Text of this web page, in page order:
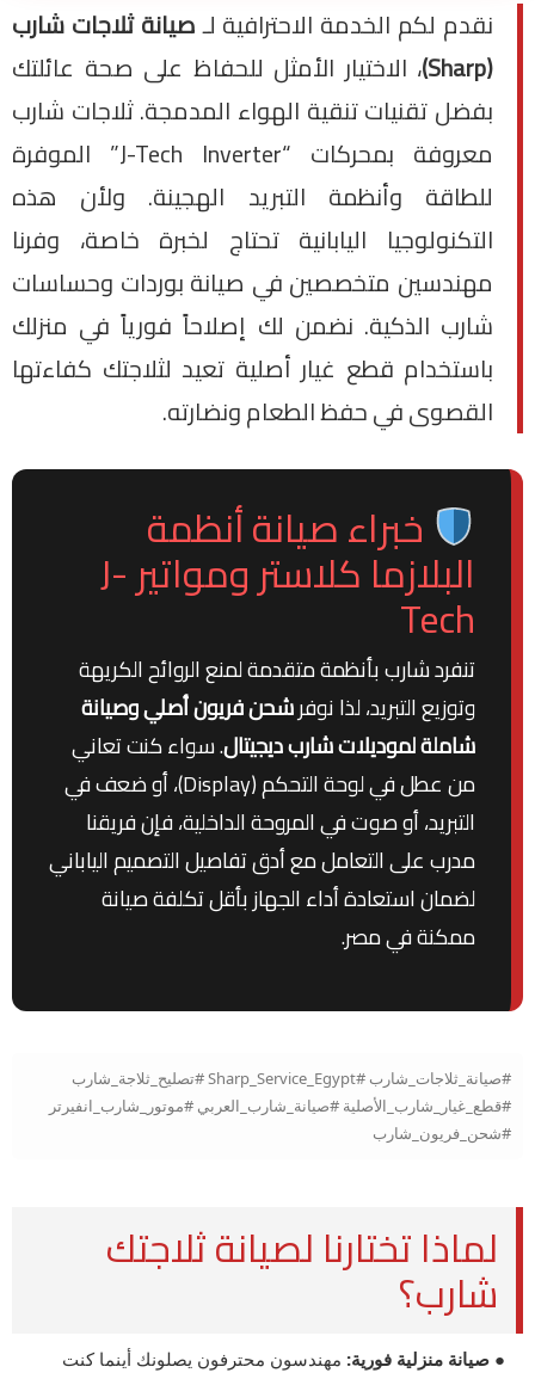
نقدم لكم الخدمة الاحترافية لـصيانة ثلاجات شارب
(Sharp)
، الاختيار الأمثل للحفاظ على صحة عائلتك
بفضل تقنيات تنقية الهواء المدمجة. ثلاجات شارب
معروفة بمحركات “J-Tech Inverter” الموفرة
للطاقة وأنظمة التبريد الهجينة. ولأن هذه
التكنولوجيا اليابانية تحتاج لخبرة خاصة، وفرنا
مهندسين متخصصين في صيانة بوردات وحساسات
شارب الذكية. نضمن لك إصلاحاً فورياً في منزلك
باستخدام قطع غيار أصلية تعيد لثلاجتك كفاءتها
القصوى في حفظ الطعام ونضارته.
خبراء صيانة أنظمة
البلازما كلاستر ومواتير J-
Tech
تنفرد شارب بأنظمة متقدمة لمنع الروائح الكريهة
وتوزيع التبريد، لذا نوفرشحن فريون أصلي وصيانة
شاملة لموديلات شارب ديجيتال. سواء كنت تعاني
من عطل في لوحة التحكم (Display)، أو ضعف في
التبريد، أو صوت في المروحة الداخلية، فإن فريقنا
مدرب على التعامل مع أدق تفاصيل التصميم الياباني
لضمان استعادة أداء الجهاز بأقل تكلفة صيانة
ممكنة في مصر.
#صيانة_ثلاجات_شارب #Sharp_Service_Egypt #تصليح_ثلاجة_شارب
#قطع_غيار_شارب_الأصلية #صيانة_شارب_العربي #موتور_شارب_انفيرتر
#شحن_فريون_شارب
لماذا تختارنا لصيانة ثلاجتك
شارب؟
● صيانة منزلية فورية: مهندسون محترفون يصلونك أينما كنت